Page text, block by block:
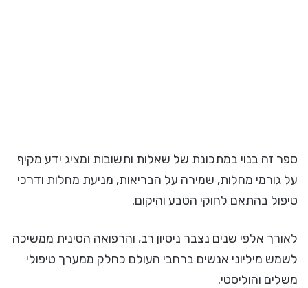
ספר זה בנוי במתכונת של שאלות ותשובות ומציג ידע מקיף
על גורמי מחלות, שמירה על הבריאות, מניעת מחלות ודרכי
טיפול בהתאם לחוקי הטבע והיקום.
לאורך אלפי שנים נצבר ניסיון רב, והרפואה הסינית ממשיכה
לשמש מיליוני אנשים ברחבי העולם כחלק ממערך טיפולי
משלים והוליסטי.